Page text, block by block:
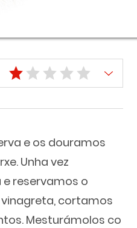
e os douramos
Unha vez
reservamos o
vinagreta, cortamos
Mesturámolos co